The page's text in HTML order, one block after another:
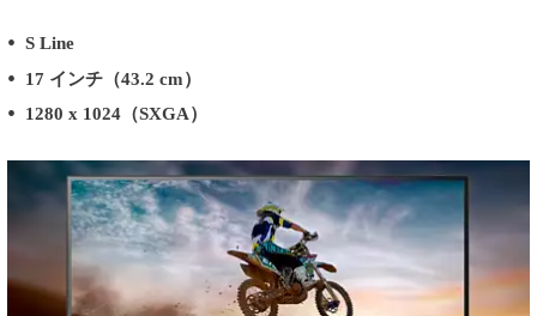
S Line
17 インチ（43.2 cm）
1280 x 1024（SXGA）